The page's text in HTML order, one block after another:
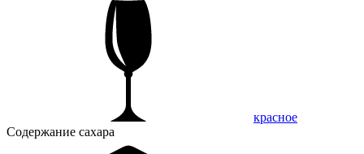
красное
Содержание сахара